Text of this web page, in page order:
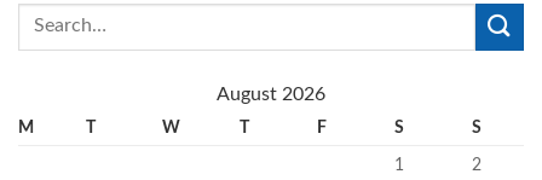
August 2026
M T W T F S S
1 2